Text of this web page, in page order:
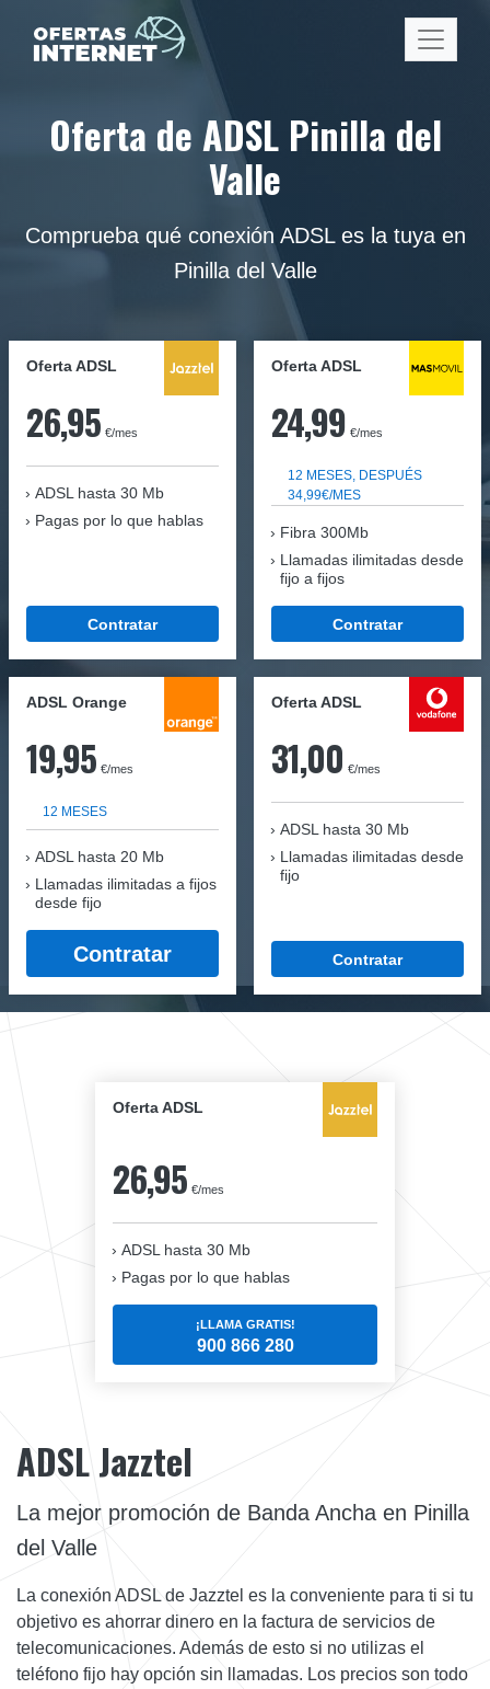
Oferta de ADSL Pinilla del
Valle
Comprueba qué conexión ADSL es la tuya en
Pinilla del Valle
Oferta ADSL
26,95 €/mes
ADSL hasta 30 Mb
Pagas por lo que hablas
Contratar
Oferta ADSL
24,99 €/mes
12 MESES, DESPUÉS
34,99€/MES
Fibra 300Mb
Llamadas ilimitadas desde
fijo a fijos
Contratar
ADSL Orange
19,95 €/mes
12 MESES
ADSL hasta 20 Mb
Llamadas ilimitadas a fijos
desde fijo
Contratar
Oferta ADSL
31,00 €/mes
ADSL hasta 30 Mb
Llamadas ilimitadas desde
fijo
Contratar
Oferta ADSL
26,95 €/mes
ADSL hasta 30 Mb
Pagas por lo que hablas
¡LLAMA GRATIS!
900 866 280
ADSL Jazztel
La mejor promoción de Banda Ancha en Pinilla
del Valle
La conexión ADSL de Jazztel es la conveniente para ti si tu
objetivo es ahorrar dinero en la factura de servicios de
telecomunicaciones. Además de esto si no utilizas el
teléfono fijo hay opción sin llamadas. Los precios son todo